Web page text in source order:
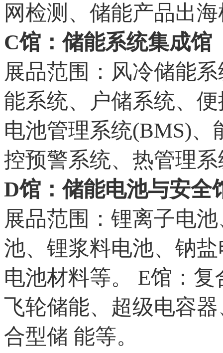
网检测、储能产品出
C馆：储能系统集成馆
展品范围：风冷储能
能系统、户储系统、
电池管理系统(BMS)
控预警系统、热管理
D馆：储能电池与安全
展品范围：锂离子电
池、锂浆料电池、钠
电池材料等。 E馆：
飞轮储能、超级电容
合型储 能等。